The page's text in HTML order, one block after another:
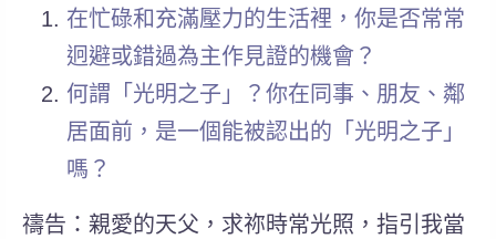
在忙碌和充滿壓力的生活裡，你是否常常
迥避或錯過為主作見證的機會？
何謂「光明之子」？你在同事、朋友、鄰
居面前，是一個能被認出的「光明之子」
嗎？
禱告：親愛的天父，求祢時常光照，指引我當